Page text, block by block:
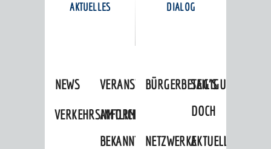
AKTUELLES
NEWS
VERANSTALTUNGSKALENDER
VERKEHRSINFORMATIONEN
AMTLICHE
BEKANNTMACHUNGEN
DIALOG
BÜRGERBETEILIGUNG
SAG'S
DOCH
NETZWERKEAKTUELLE
KARRIEREPORTAL